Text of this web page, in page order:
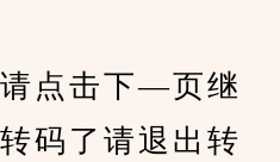
点击下—页继
码了请退出转